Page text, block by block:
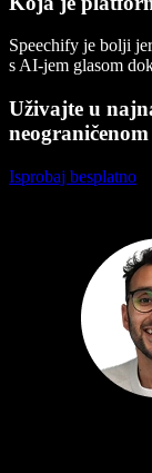
Speechify je bolji
s AI-jem glasom
Uživajte u
Isprobaj besplatno